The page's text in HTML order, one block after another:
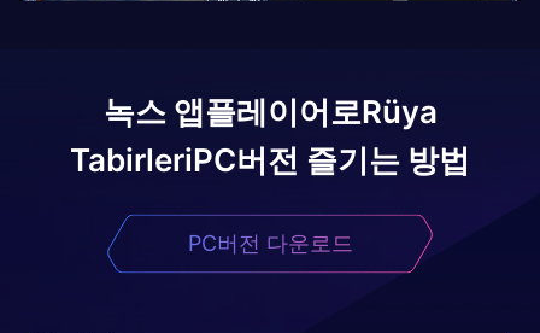
녹스 앱플레이어로Rüya
TabirleriPC버전 즐기는 방법
PC버전 다운로드